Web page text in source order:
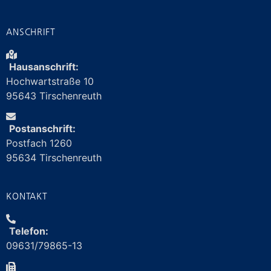
ANSCHRIFT
Hausanschrift:
Hochwartstraße 10
95643 Tirschenreuth
Postanschrift:
Postfach 1260
95634 Tirschenreuth
KONTAKT
Telefon:
09631/79865-13